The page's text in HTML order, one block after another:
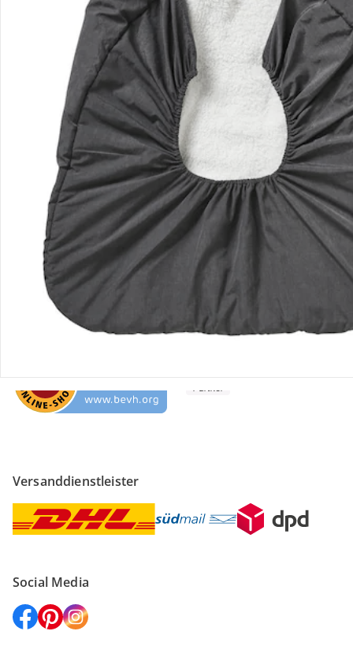
Kontakt & Service
Filialen & Beratung
Unternehmen
Sicher & flexibel bezahlen
Sicher einkaufen
Versanddienstleister
Social Media